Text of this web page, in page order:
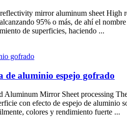
mirror aluminum sheet High
95% o más, de ahí el
de superficies, haciendo ...
de aluminio espejo gofrado
Aluminum Mirror Sheet processing
con efecto de espejo de aluminio
colores y rendimiento fuerte ...